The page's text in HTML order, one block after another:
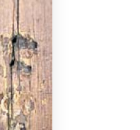
+370 667 80 541
info@elvislab.lt